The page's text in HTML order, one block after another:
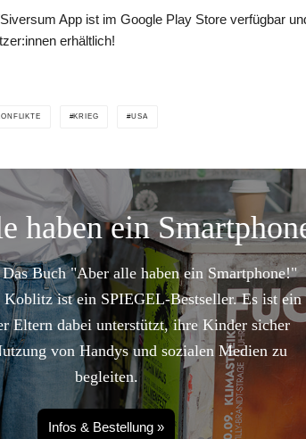
App ist im Google Play Store verfügbar
erhältlich!
KRIEG USA
haben ein
Buch "Aber alle haben ein Smartphone!"
Koblitz ist ein SPIEGEL-Bestseller. Es ist ein
Eltern dabei unterstützt, ihre Kinder sicher
von Handys und sozialen Medien zu
begleiten.
Infos & Bestellung »